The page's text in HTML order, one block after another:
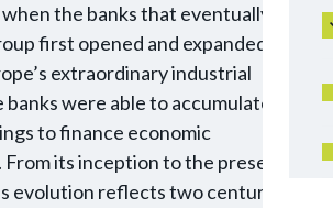
the banks that eventually
first opened and expanded.
extraordinary industrial
were able to accumulate
to finance economic
its inception to the present
evolution reflects two centuries